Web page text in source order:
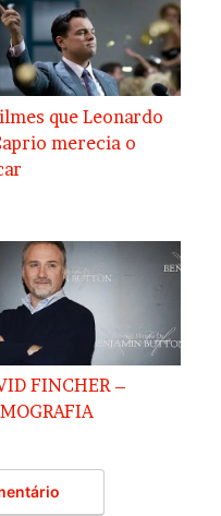
que Leonardo
merecia o
FINCHER –